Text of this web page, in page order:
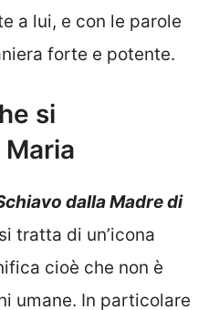
a lui, e con le parole
forte e potente.
si
dalla Madre di
tratta di un’icona
cioè che non è
umane. In particolare